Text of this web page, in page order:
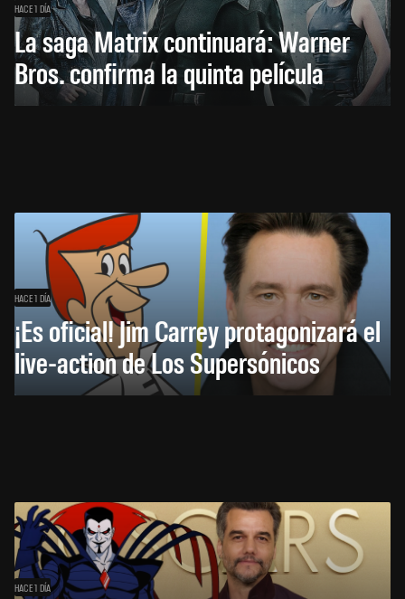
HACE 1 DÍA
La saga Matrix continuará: Warner
Bros. confirma la quinta película
HACE 1 DÍA
¡Es oficial! Jim Carrey protagonizará el
live-action de Los Supersónicos
HACE 1 DÍA